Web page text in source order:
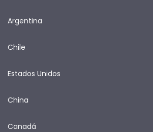
Argentina
Chile
Estados Unidos
China
Canadá